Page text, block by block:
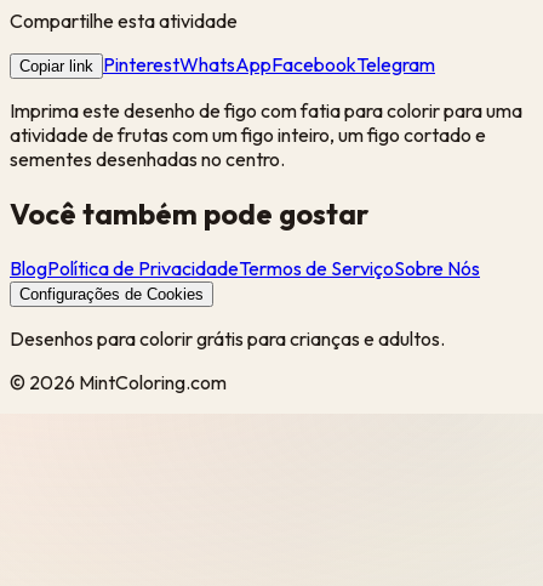
Compartilhe esta atividade
Copiar link PinterestWhatsAppFacebookTelegram
Imprima este desenho de figo com fatia para colorir para uma
atividade de frutas com um figo inteiro, um figo cortado e
sementes desenhadas no centro.
Você também pode gostar
BlogPolítica de PrivacidadeTermos de ServiçoSobre Nós
Configurações de Cookies
Desenhos para colorir grátis para crianças e adultos.
© 2026 MintColoring.com